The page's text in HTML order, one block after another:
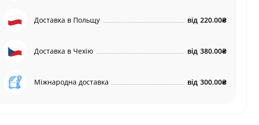
Доставка в Польщу від 220.00₴
Доставка в Чехію від 380.00₴
Міжнародна доставка від 300.00₴